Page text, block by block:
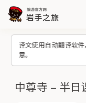
译文使用自动翻译软件
意。
中尊寺 – 半日